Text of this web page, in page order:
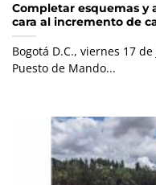
Completar esquemas y
cara al incremento de
Bogotá D.C., viernes 17
Puesto de Mando...